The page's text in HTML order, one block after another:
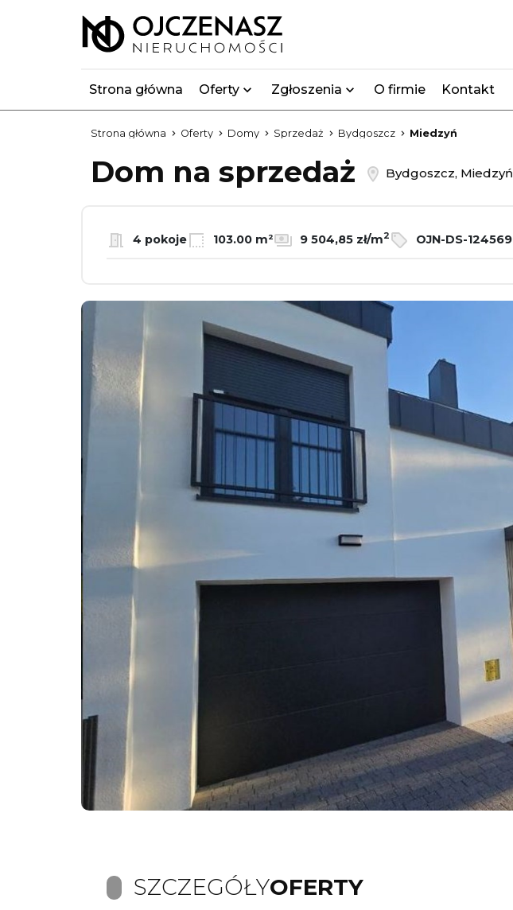
Strona główna Oferty Zgłoszenia O firmie Kontakt
Strona główna Oferty Domy Sprzedaż Bydgoszcz Miedzyń
Dom na sprzedaż Bydgoszcz, Miedzyń
4 pokoje 103.00 m² 9 504,85 zł/m2 OJN-DS-124569
SZCZEGÓŁYOFERTY